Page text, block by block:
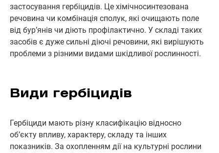
застосування гербіцидів. Це хімічносинтезована
речовина чи комбінація сполук, які очищають поле
від бур’янів чи діють профілактично. У складі таких
засобів є дуже сильні діючі речовини, які вирішують
проблеми з різними видами шкідливої рослинності.
Види гербіцидів
Гербіциди мають різну класифікацію відносно
об’єкту впливу, характеру, складу та інших
показників. За охопленням дії на культурні рослини